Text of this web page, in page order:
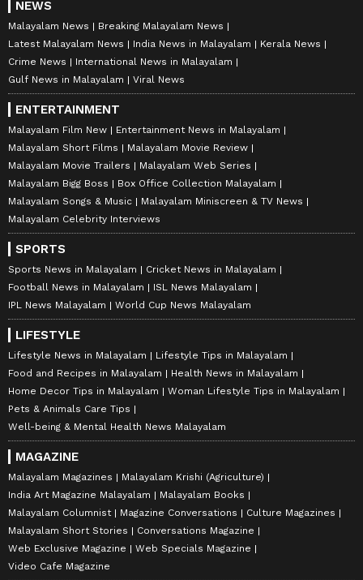
NEWS
Malayalam News
Breaking Malayalam News
Latest Malayalam News
India News in Malayalam
Kerala News
Crime News
International News in Malayalam
Gulf News in Malayalam
Viral News
ENTERTAINMENT
Malayalam Film New
Entertainment News in Malayalam
Malayalam Short Films
Malayalam Movie Review
Malayalam Movie Trailers
Malayalam Web Series
Malayalam Bigg Boss
Box Office Collection Malayalam
Malayalam Songs & Music
Malayalam Miniscreen & TV News
Malayalam Celebrity Interviews
SPORTS
Sports News in Malayalam
Cricket News in Malayalam
Football News in Malayalam
ISL News Malayalam
IPL News Malayalam
World Cup News Malayalam
LIFESTYLE
Lifestyle News in Malayalam
Lifestyle Tips in Malayalam
Food and Recipes in Malayalam
Health News in Malayalam
Home Decor Tips in Malayalam
Woman Lifestyle Tips in Malayalam
Pets & Animals Care Tips
Well-being & Mental Health News Malayalam
MAGAZINE
Malayalam Magazines
Malayalam Krishi (Agriculture)
India Art Magazine Malayalam
Malayalam Books
Malayalam Columnist
Magazine Conversations
Culture Magazines
Malayalam Short Stories
Conversations Magazine
Web Exclusive Magazine
Web Specials Magazine
Video Cafe Magazine